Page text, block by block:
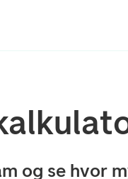
og se hvor